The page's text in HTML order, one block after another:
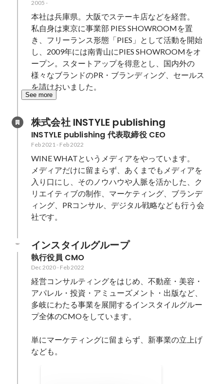
2005 -
本社は兵庫県。大阪でステーキ店などを経営。
私自身は東京に事業部 PIES SHOWROOMを置
き、フリーランス形態「PIES」として活動を開始
し、2009年には南青山にPIES SHOWROOMをオ
ープン。スタートアップを得意とし、国内外の
様々なブランドのPR・ブランディング、セールス
を請けおいました。
See more
株式会社 INSTYLE publishing
INSTYLE publishing 代表取締役 CEO
Feb 2021 - Feb 2022
WINE WHATというメディアをやっています。
メディアだけに留まらず、あくまでもメディアを
入り口にし、そのノウハウや人脈を活かした、ク
リエイティブの制作、マーケティング、ブランデ
ィング、PRコンサル、デジタル戦略なども行う会
社です。
インスタイルグループ
執行役員 CMO
Dec 2020- Feb 2022
経営コンサルティングをはじめ、不動産・美容・
アパレル・投資・アミューズメント・出版など、
多岐にわたる事業を展開するインスタイルグルー
プ全体のCMOをしています。
単にマーケティングに留まらず、新事業の立上げ
なども。